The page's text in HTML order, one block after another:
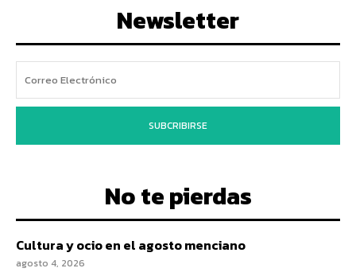
Newsletter
SUBCRIBIRSE
No te pierdas
Cultura y ocio en el agosto menciano
agosto 4, 2026